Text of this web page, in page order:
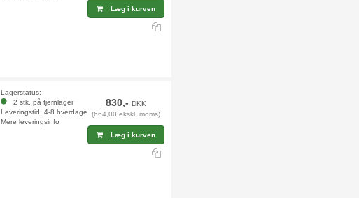
Læg i kurven
Lagerstatus:
2 stk. på fjernlager
Leveringstid: 4-8 hverdage
Mere leveringsinfo
830,-DKK
(664,00 ekskl. moms)
Læg i kurven